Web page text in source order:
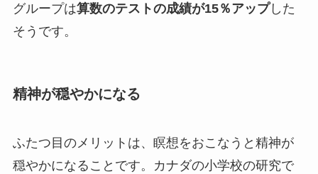
グループは算数のテストの成績が15％アップした
そうです。
精神が穏やかになる
ふたつ目のメリットは、瞑想をおこなうと精神が
穏やかになることです。カナダの小学校の研究で